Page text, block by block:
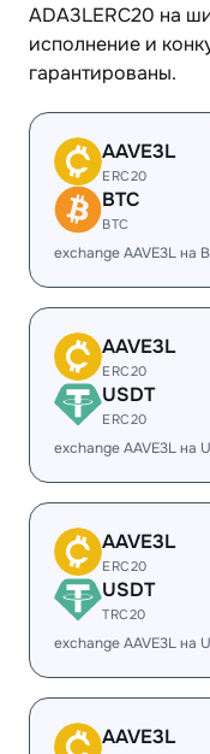
ADA3LERC20 на
исполнение и
гарантированы.
AAVE3L
ERC20
BTC
BTC
exchange AAVE3L на
AAVE3L
ERC20
USDT
ERC20
exchange AAVE3L на
AAVE3L
ERC20
USDT
TRC20
exchange AAVE3L на
AAVE3L